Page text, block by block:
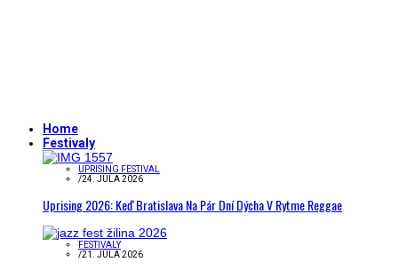
Home
Festivaly
UPRISING FESTIVAL
/24. JÚLA 2026
Uprising 2026: Keď Bratislava Na Pár Dní Dýcha V Rytme Reggae
FESTIVALY
/21. JÚLA 2026